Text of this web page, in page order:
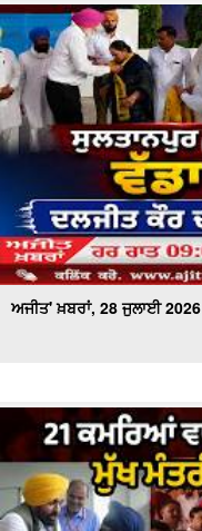
ਅਜੀਤ' ਖ਼ਬਰਾਂ, 28 ਜੁਲਾਈ 2026